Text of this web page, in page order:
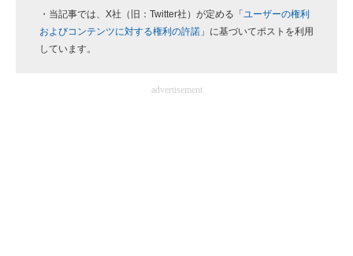
・当記事では、X社（旧：Twitter社）が定める「 ユーザーの権利
およびコンテンツに対する権利の許諾 」に基づいてポストを利用
しています。
advertisement